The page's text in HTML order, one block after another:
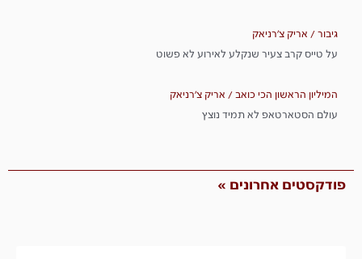
גיבור / אריק צ'רניאק
על טייס קרב צעיר שנקלע לאירוע לא פשוט
המיליון הראשון הכי כואב / אריק צ'רניאק
עולם הסטארטאפ לא תמיד נוצץ
פודקסטים אחרונים »